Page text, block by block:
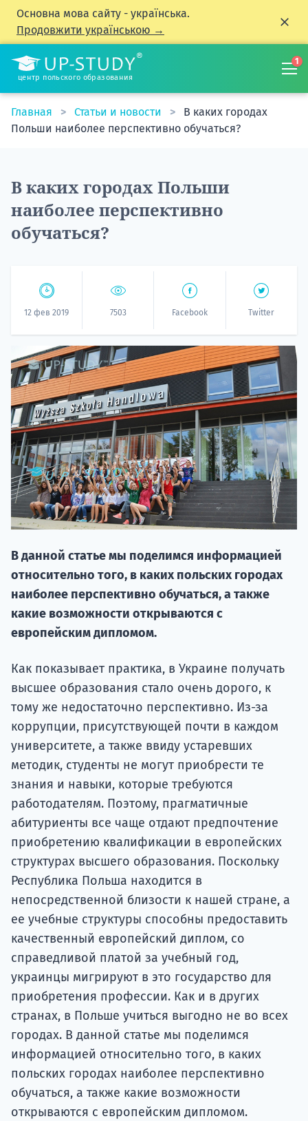
Основна мова сайту - українська.
Продовжити українською →
центр польского образования
1
Главная Статьи и новости
В каких городах
Польши наиболее перспективно обучаться?
В каких городах Польши
наиболее перспективно
обучаться?
12 фев 2019 7503 Facebook Twitter
В данной статье мы поделимся информацией
относительно того, в каких польских городах
наиболее перспективно обучаться, а также
какие возможности открываются с
европейским дипломом.
Как показывает практика, в Украине получать
высшее образования стало очень дорого, к
тому же недостаточно перспективно. Из-за
коррупции, присутствующей почти в каждом
университете, а также ввиду устаревших
методик, студенты не могут приобрести те
знания и навыки, которые требуются
работодателям. Поэтому, прагматичные
абитуриенты все чаще отдают предпочтение
приобретению квалификации в европейских
структурах высшего образования. Поскольку
Республика Польша находится в
непосредственной близости к нашей стране, а
ее учебные структуры способны предоставить
качественный европейский диплом, со
справедливой платой за учебный год,
украинцы мигрируют в это государство для
приобретения профессии. Как и в других
странах, в Польше учиться выгодно не во всех
городах. В данной статье мы поделимся
информацией относительно того, в каких
польских городах наиболее перспективно
обучаться, а также какие возможности
открываются с европейским дипломом.
НАБОР